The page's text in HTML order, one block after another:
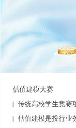
估值建模大赛
传统高校学生竞赛
估值建模是投行业